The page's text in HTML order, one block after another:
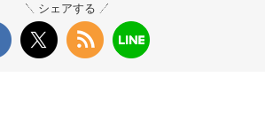
シェアする